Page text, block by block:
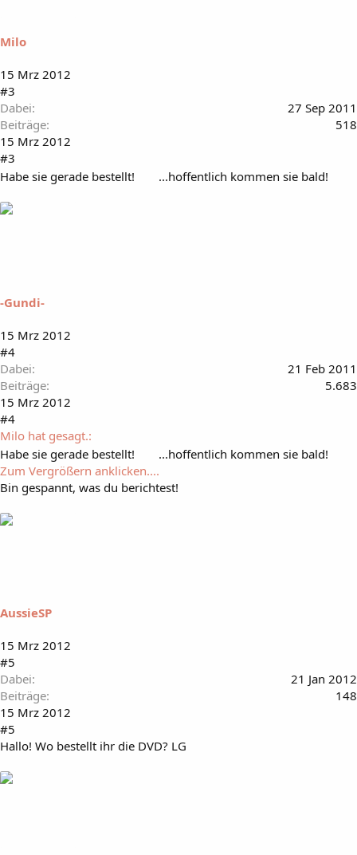
Milo
15 Mrz 2012
#3
Dabei
27 Sep 2011
Beiträge
518
15 Mrz 2012
#3
Habe sie gerade bestellt!
...hoffentlich kommen sie bald!
-Gundi-
15 Mrz 2012
#4
Dabei
21 Feb 2011
Beiträge
5.683
15 Mrz 2012
#4
Milo hat gesagt.:
Habe sie gerade bestellt!
...hoffentlich kommen sie bald!
Zum Vergrößern anklicken....
Bin gespannt, was du berichtest!
AussieSP
15 Mrz 2012
#5
Dabei
21 Jan 2012
Beiträge
148
15 Mrz 2012
#5
Hallo! Wo bestellt ihr die DVD? LG